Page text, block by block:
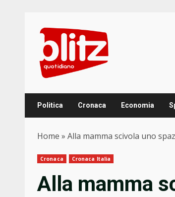
content
Politica Cronaca Economia
Home » Alla mamma scivola uno
Cronaca Cronaca Italia
Alla mamma